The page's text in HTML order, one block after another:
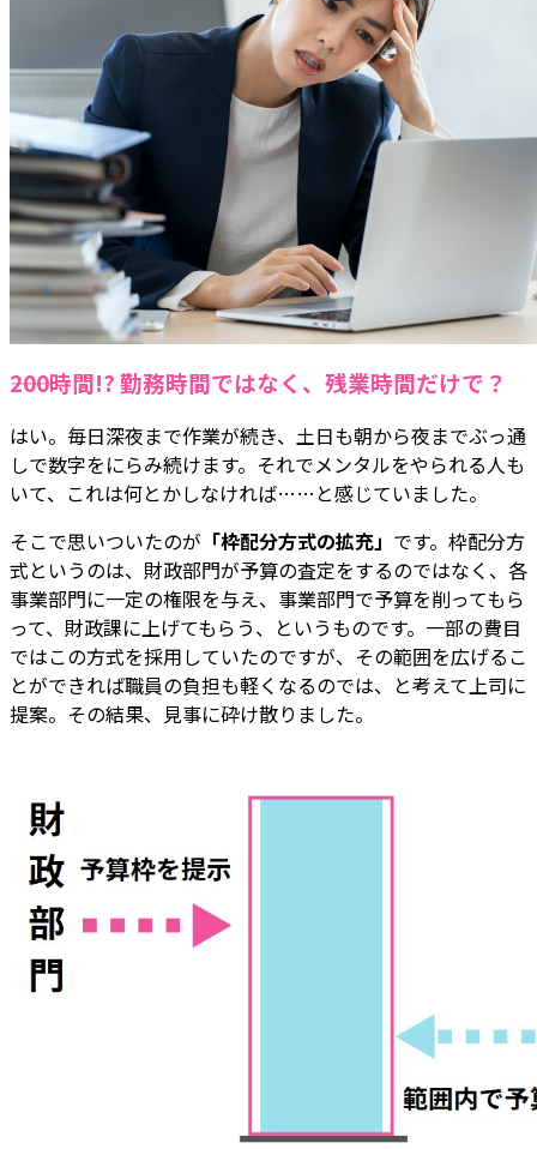
――200時間!? 勤務時間ではなく、残業時間だけで？
はい。毎日深夜まで作業が続き、土日も朝から夜までぶっ通
しで数字をにらみ続けます。それでメンタルをやられる人も
いて、これは何とかしなければ……と感じていました。
そこで思いついたのが 「枠配分方式の拡充」 です。枠配分方
式というのは、財政部門が予算の査定をするのではなく、各
事業部門に一定の権限を与え、事業部門で予算を削ってもら
って、財政課に上げてもらう、というものです。一部の費目
ではこの方式を採用していたのですが、その範囲を広げるこ
とができれば職員の負担も軽くなるのでは、と考えて上司に
提案。その結果、見事に砕け散りました。